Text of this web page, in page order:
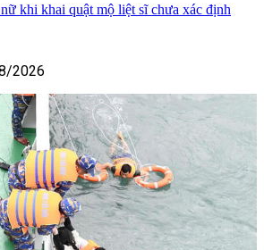
khi khai quật mộ liệt sĩ chưa xác định
2026